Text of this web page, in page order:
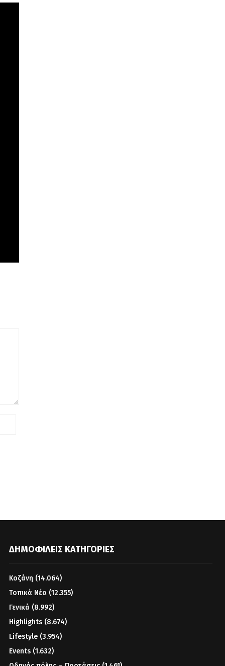
ΔΗΜΟΦΙΛΕΊΣ ΚΑΤΗΓΟΡΊΕΣ
Κοζάνη (14.064)
Τοπικά Νέα (12.355)
Γενικά (8.992)
Highlights (8.674)
Lifestyle (3.954)
Events (1.632)